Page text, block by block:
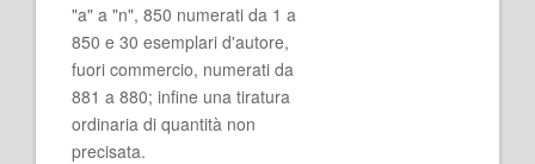
"a" a "n", 850 numerati da 1 a
850 e 30 esemplari d'autore,
fuori commercio, numerati da
881 a 880; infine una tiratura
ordinaria di quantità non
precisata.